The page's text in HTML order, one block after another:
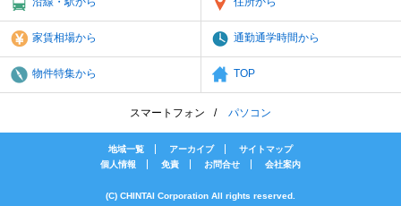
家賃相場から 通勤通学時間から
物件特集から TOP
スマートフォン パソコン
地域一覧 アーカイブ
サイトマップ
個人情報
免責 お問合せ 会社案内
(C) CHINTAI Corporation All rights reserved.